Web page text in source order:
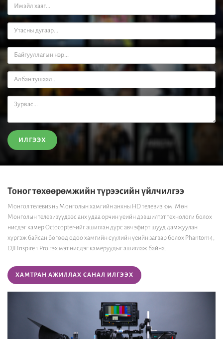
ИЛГЭЭХ
Тоног төхөөрөмжийн түрээсийн үйлчилгээ
Монгол телевиз нь Монголын хамгийн анхны HD телевиз юм. Мөн
Монголын телевизүүдээс анх удаа орчин үеийн дэвшилтэт технологи болох
нисдэг камер Octocopter-ийг ашиглан дүрс авч эфирт шууд дамжуулан
хүргэж байсан бөгөөд одоо хамгийн сүүлийн үеийн загвар болох Phantom4,
DJI Inspire 1 Pro гэх мэт нисдэг камеруудыг ашиглаж байна.
ХАМТРАН АЖИЛЛАХ САНАЛ ИЛГЭЭХ